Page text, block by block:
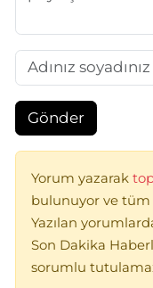
Gönder
Yorum yazarak
bulunuyor ve
Yazılan
Son Dakika
sorumlu